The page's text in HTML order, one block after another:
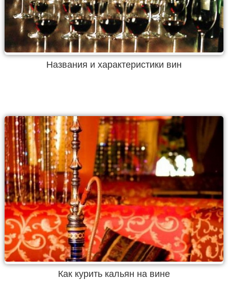
Названия и характеристики вин
Как курить кальян на вине